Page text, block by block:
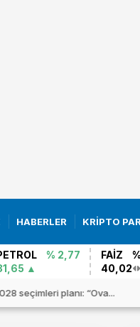
HABERLER KRİPTO
% 2,77
FAİZ
40,02
seçimleri planı: “Ova...